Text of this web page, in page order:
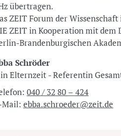
übertragen.
ZEIT Forum der
ZEIT in Kooperation mit
Brandenburgischen
Schröder
Elternzeit - Referentin
040 / 32 80 – 424
Mail: ebba.schroeder@zeit.de